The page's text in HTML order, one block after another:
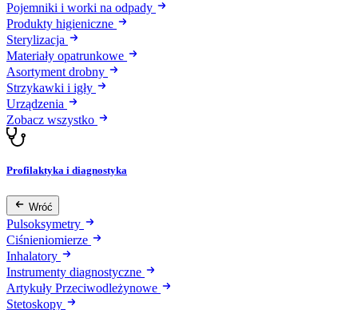
Pojemniki i worki na odpady
Produkty higieniczne
Sterylizacja
Materiały opatrunkowe
Asortyment drobny
Strzykawki i igły
Urządzenia
Zobacz wszystko
Profilaktyka i diagnostyka
Wróć
Pulsoksymetry
Ciśnieniomierze
Inhalatory
Instrumenty diagnostyczne
Artykuły Przeciwodleżynowe
Stetoskopy